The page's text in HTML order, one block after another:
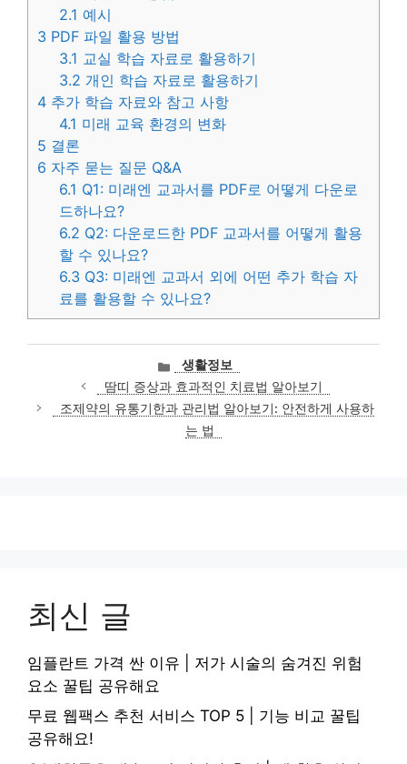
2.1 예시
3 PDF 파일 활용 방법
3.1 교실 학습 자료로 활용하기
3.2 개인 학습 자료로 활용하기
4 추가 학습 자료와 참고 사항
4.1 미래 교육 환경의 변화
5 결론
6 자주 묻는 질문 Q&A
6.1 Q1: 미래엔 교과서를 PDF로 어떻게 다운로
드하나요?
6.2 Q2: 다운로드한 PDF 교과서를 어떻게 활용
할 수 있나요?
6.3 Q3: 미래엔 교과서 외에 어떤 추가 학습 자
료를 활용할 수 있나요?
카
테
고
리
생활정보
땀띠 증상과 효과적인 치료법 알아보기
조제약의 유통기한과 관리법 알아보기: 안전하게 사용하
는 법
최신 글
임플란트 가격 싼 이유 | 저가 시술의 숨겨진 위험
요소 꿀팁 공유해요
무료 웹팩스 추천 서비스 TOP 5 | 기능 비교 꿀팁
공유해요!